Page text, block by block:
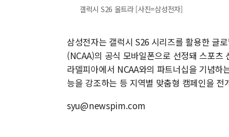
갤럭시 S26 울트라 [사진=삼성전자]
삼성전자는 갤럭시 S26 시리즈를 활용한 글
(NCAA)의 공식 모바일폰으로 선정돼 스포
라델피아에서 NCAA와의 파트너십을 기념
능을 강조하는 등 지역별 맞춤형 캠페인을 전
syu@newspim.com